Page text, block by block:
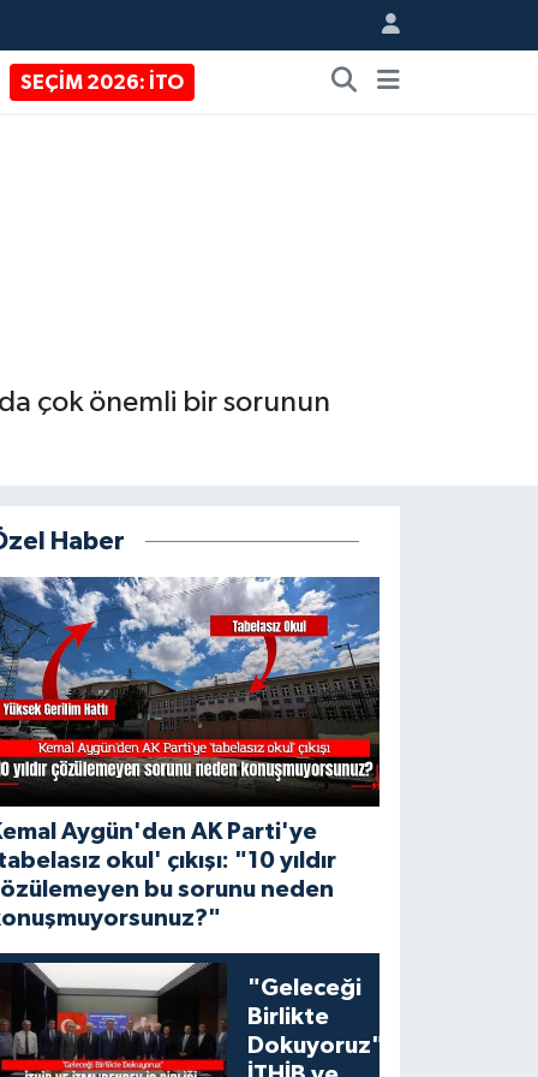
SEÇİM 2026: İTO
çok önemli bir sorunun
Haber
Aygün'den AK Parti'ye
okul' çıkışı: "10 yıldır
bu sorunu neden
"Geleceği
Birlikte
Dokuyoruz":